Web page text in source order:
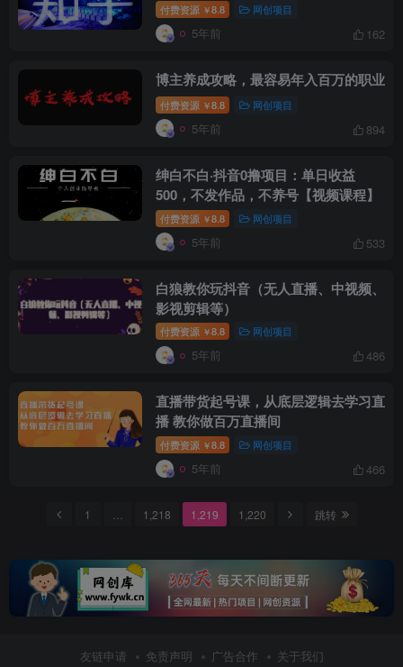
目
付费资源 ￥8.8 网创项目
5年前 162
博主养成攻略，最容易年入百万的职业
付费资源 ￥8.8 网创项目
5年前 894
绅白不白·抖音0撸项目：单日收益
500，不发作品，不养号【视频课程】
付费资源 ￥8.8 网创项目
5年前 533
白狼教你玩抖音（无人直播、中视频、
影视剪辑等）
付费资源 ￥8.8 网创项目
5年前 486
直播带货起号课，从底层逻辑去学习直
播 教你做百万直播间
付费资源 ￥8.8 网创项目
5年前 466
1 1,218 1,219 1,220 跳转
友链申请 免责声明 广告合作 关于我们